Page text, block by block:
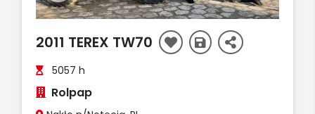
2011 TEREX TW70
5057 h
Rolpap